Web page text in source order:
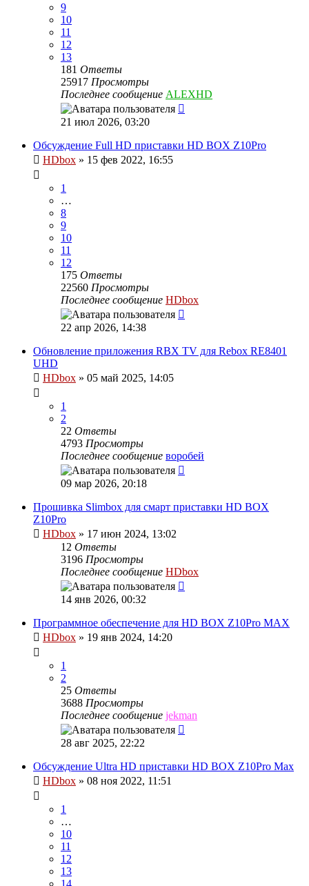
9
10
11
12
13
181 Ответы
25917 Просмотры
Последнее сообщение ALEXHD
21 июл 2026, 03:20
Обсуждение Full HD приставки HD BOX Z10Pro
HDbox » 15 фев 2022, 16:55
1
…
8
9
10
11
12
175 Ответы
22560 Просмотры
Последнее сообщение HDbox
22 апр 2026, 14:38
Обновление приложения RBX TV для Rebox RE8401
UHD
HDbox » 05 май 2025, 14:05
1
2
22 Ответы
4793 Просмотры
Последнее сообщение воробей
09 мар 2026, 20:18
Прошивка Slimbox для смарт приставки HD BOX
Z10Pro
HDbox » 17 июн 2024, 13:02
12 Ответы
3196 Просмотры
Последнее сообщение HDbox
14 янв 2026, 00:32
Программное обеспечение для HD BOX Z10Pro MAX
HDbox » 19 янв 2024, 14:20
1
2
25 Ответы
3688 Просмотры
Последнее сообщение jekman
28 авг 2025, 22:22
Обсуждение Ultra HD приставки HD BOX Z10Pro Max
HDbox » 08 ноя 2022, 11:51
1
…
10
11
12
13